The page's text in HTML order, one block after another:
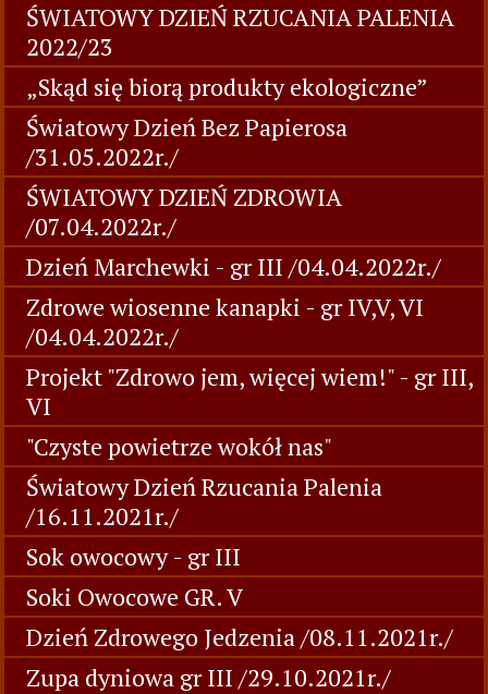
ŚWIATOWY DZIEŃ RZUCANIA PALENIA
2022/23
„Skąd się biorą produkty ekologiczne”
Światowy Dzień Bez Papierosa
/31.05.2022r./
ŚWIATOWY DZIEŃ ZDROWIA
/07.04.2022r./
Dzień Marchewki - gr III /04.04.2022r./
Zdrowe wiosenne kanapki - gr IV,V, VI
/04.04.2022r./
Projekt "Zdrowo jem, więcej wiem!" - gr III,
VI
"Czyste powietrze wokół nas"
Światowy Dzień Rzucania Palenia
/16.11.2021r./
Sok owocowy - gr III
Soki Owocowe GR. V
Dzień Zdrowego Jedzenia /08.11.2021r./
Zupa dyniowa gr III /29.10.2021r./